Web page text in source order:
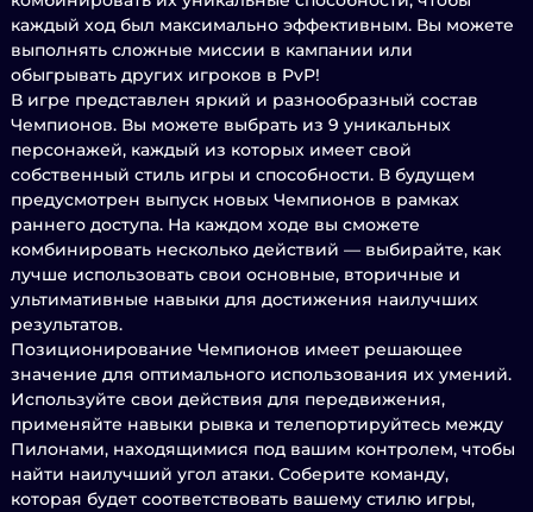
каждый ход был максимально эффективным. Вы можете
выполнять сложные миссии в кампании или
обыгрывать других игроков в PvP!
В игре представлен яркий и разнообразный состав
Чемпионов. Вы можете выбрать из 9 уникальных
персонажей, каждый из которых имеет свой
собственный стиль игры и способности. В будущем
предусмотрен выпуск новых Чемпионов в рамках
раннего доступа. На каждом ходе вы сможете
комбинировать несколько действий — выбирайте, как
лучше использовать свои основные, вторичные и
ультимативные навыки для достижения наилучших
результатов.
Позиционирование Чемпионов имеет решающее
значение для оптимального использования их умений.
Используйте свои действия для передвижения,
применяйте навыки рывка и телепортируйтесь между
Пилонами, находящимися под вашим контролем, чтобы
найти наилучший угол атаки. Соберите команду,
которая будет соответствовать вашему стилю игры,